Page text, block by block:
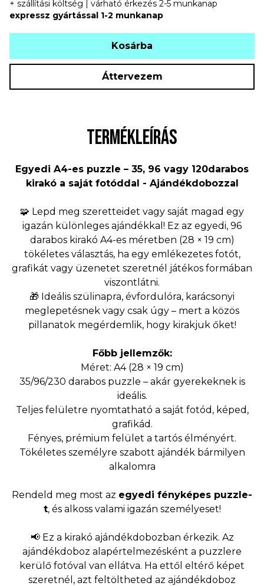
+ szállítási költség | várható érkezés 2-5 munkanap
expressz gyártással 1-2 munkanap
Kosárba
Áttervezem
TERMÉKLEÍRÁS
Egyedi A4-es puzzle – 35, 96 vagy 120darabos
kirakó a saját fotóddal - Ajándékdobozzal
🧩 Lepd meg szeretteidet vagy saját magad egy
igazán különleges ajándékkal! Ez az egyedi, 96
darabos kirakó A4-es méretben (28 × 19 cm)
tökéletes választás, ha egy emlékezetes fotót,
grafikát vagy üzenetet szeretnél játékos formában
viszontlátni.
🎁 Ideális szülinapra, évfordulóra, karácsonyi
meglepetésnek vagy csak úgy – mert a közös
pillanatok megérdemlik, hogy kirakjuk őket!
Főbb jellemzők:
Méret: A4 (28 × 19 cm)
35/96/230 darabos puzzle – akár gyerekeknek is
ideális.
Teljes felületre nyomtatható a saját fotód, képed,
grafikád.
Fényes, prémium felület a tartós élményért.
Tökéletes személyre szabott ajándék bármilyen
alkalomra
Rendeld meg most az egyedi fényképes puzzle-
t, és alkoss valami igazán személyeset!
📢 Ez a kirakó ajándékdobozban érkezik. Az
ajándékdoboz alapértelmezésként a puzzlere
kerülő fotóval van ellátva. Ha ettől eltérő képet
szeretnél, azt feltöltheted az ajándékdoboz